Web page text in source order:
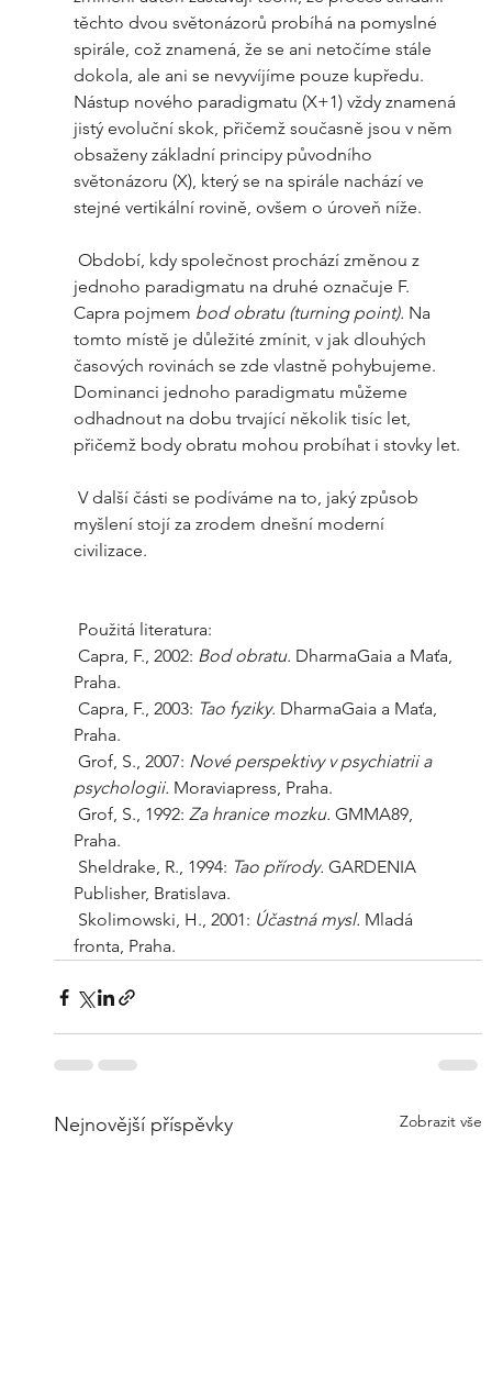
těchto dvou světonázorů probíhá na pomyslné
spirále, což znamená, že se ani netočíme stále
dokola, ale ani se nevyvíjíme pouze kupředu.
Nástup nového paradigmatu (X+1) vždy znamená
jistý evoluční skok, přičemž současně jsou v něm
obsaženy základní principy původního
světonázoru (X), který se na spirále nachází ve
stejné vertikální rovině, ovšem o úroveň níže.
jednoho paradigmatu na druhé označuje F.
Capra pojmem bod obratu (turning point). Na
tomto místě je důležité zmínit, v jak dlouhých
časových rovinách se zde vlastně pohybujeme.
Dominanci jednoho paradigmatu můžeme
odhadnout na dobu trvající několik tisíc let,
přičemž body obratu mohou probíhat i stovky let.
myšlení stojí za zrodem dnešní moderní
civilizace.
Použitá literatura:
Capra, F., 2002: Bod obratu. DharmaGaia a Maťa,
Praha.
Capra, F., 2003: Tao fyziky. DharmaGaia a Maťa,
Praha.
Grof, S., 2007: Nové perspektivy v psychiatrii a
psychologii. Moraviapress, Praha.
Grof, S., 1992: Za hranice mozku. GMMA89,
Praha.
Sheldrake, R., 1994: Tao přírody. GARDENIA
Publisher, Bratislava.
Skolimowski, H., 2001: Účastná mysl. Mladá
fronta, Praha.
Nejnovější příspěvky Zobrazit vše